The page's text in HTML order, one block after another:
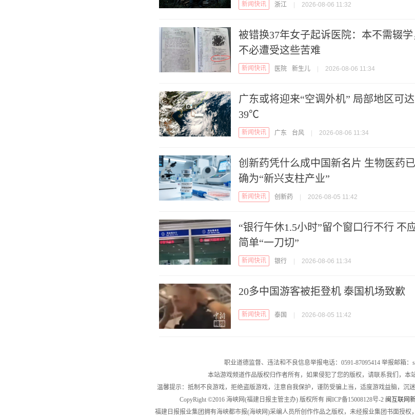
新闻快讯 浙江 2026-08-06 11:32
被错换37年女子起诉医院：本不需辍学
不必遭受这些苦难
新闻快讯 医院 新生儿 2026-08-06 11:34
广东或将迎来“空调外机” 局部地区可达
39℃
新闻快讯 广东 台风 2026-08-06 11:34
创新药凭什么成中国新名片 生物医药
确为“新兴支柱产业”
新闻快讯 创新药 2026-08-05 11:42
“银行午休1.5小时”留个窗口行不行 不
简单“一刀切”
新闻快讯 银行 2026-08-06 11:34
20多中国游客被拒登机 泰国机场致歉
新闻快讯 泰国 2026-08-05 11:42
职业道德监督、违法和不良信息举报电话：0591-87095414 举报邮箱：
本站游戏频道作品版权归作者所有，如果侵犯了您的版权，请联系我们，本
温馨提示：抵制不良游戏，拒绝盗版游戏，注意自我保护，谨防受骗上当，适度游戏益脑，沉
CopyRight ©2016 海峡网(福建日报主管主办) 版权所有 闽ICP备15008128号-2 闽互联网
福建日报报业集团拥有海峡都市报(海峡网)采编人员所创作作品之版权，未经报业集团书面授权